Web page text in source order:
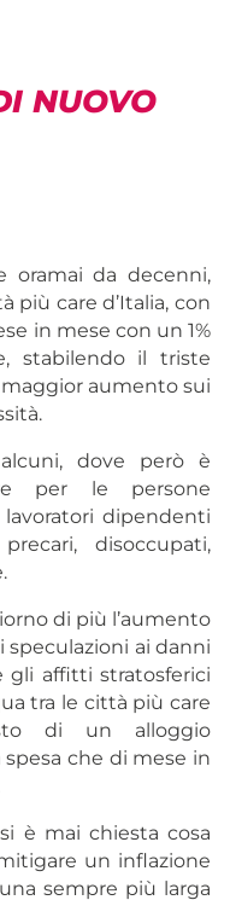
NUOVO
oramai da decenni,
più care d’Italia, con
in mese con un 1%
stabilendo il triste
aumento sui
dove però è
per le persone
dipendenti
disoccupati,
di più l’aumento
ai danni
affitti stratosferici
tra le città più care
di un alloggio
che di mese in
è mai chiesta cosa
un inflazione
sempre più larga